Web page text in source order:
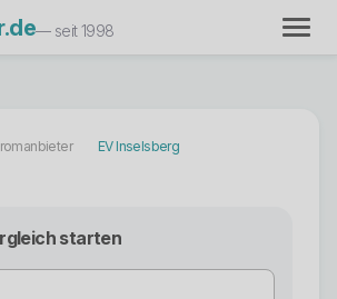
— seit 1998
EV Inselsberg
starten